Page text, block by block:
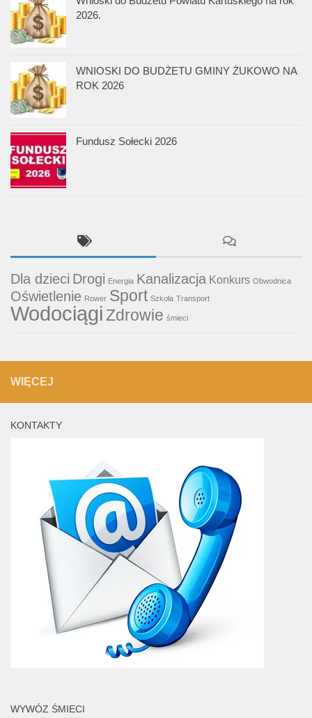
2026.
WNIOSKI DO BUDŻETU GMINY ŻUKOWO NA
ROK 2026
Fundusz Sołecki 2026
Dla dzieci Drogi Energia Kanalizacja Konkurs Obwodnica
Oświetlenie Rower Sport Szkoła Transport
WodociągiZdrowie śmieci
WIĘCEJ
KONTAKTY
WYWÓZ ŚMIECI